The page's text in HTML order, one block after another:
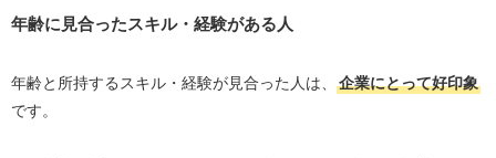
年齢に見合ったスキル・経験がある人
年齢と所持するスキル・経験が見合った人は、
企業にとって好印象
です。